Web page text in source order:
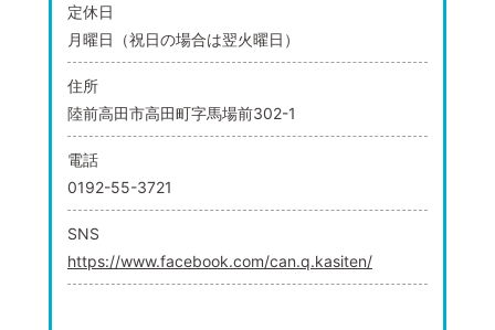
定休日
月曜日（祝日の場合は翌火曜日）
住所
陸前高田市高田町字馬場前302-1
電話
0192-55-3721
SNS
https://www.facebook.com/can.q.kasiten/